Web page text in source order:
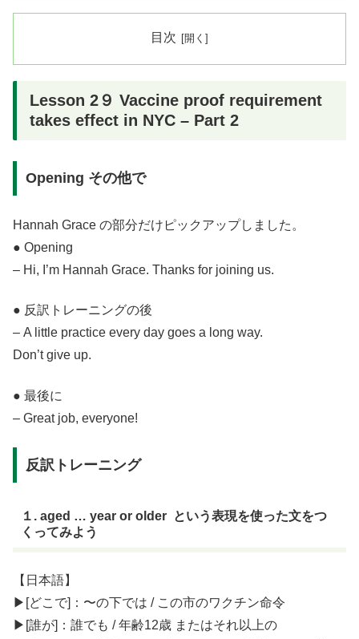
目次
Lesson 2９ Vaccine proof requirement
takes effect in NYC – Part 2
Opening その他で
Hannah Grace の部分だけピックアップしました。
● Opening
– Hi, I’m Hannah Grace. Thanks for joining us.
● 反訳トレーニングの後
– A little practice every day goes a long way.
Don’t give up.
● 最後に
– Great job, everyone!
反訳トレーニング
１. aged … year or older という表現を使った文をつ
くってみよう
【日本語】
▶︎[どこで]：〜の下では / この市のワクチン命令
▶︎[誰が]：誰でも / 年齢12歳 またはそれ以上の